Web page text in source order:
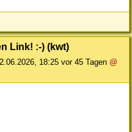
Link! :-) (kwt)
18:25 vor 45 Tagen @